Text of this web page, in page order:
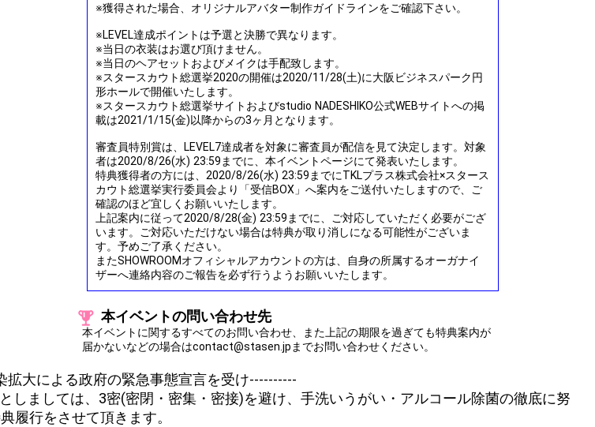
※獲得された場合、オリジナルアバター制作ガイドラインをご確認下さい。
※LEVEL達成ポイントは予選と決勝で異なります。
※当日の衣装はお選び頂けません。
※当日のヘアセットおよびメイクは手配致します。
※スタースカウト総選挙2020の開催は2020/11/28(土)に大阪ビジネスパーク円
形ホールで開催いたします。
※スタースカウト総選挙サイトおよびstudio NADESHIKO公式WEBサイトへの掲
載は2021/1/15(金)以降からの3ヶ月となります。
審査員特別賞は、LEVEL7達成者を対象に審査員が配信を見て決定します。対象
者は2020/8/26(水) 23:59までに、本イベントページにて発表いたします。
特典獲得者の方には、2020/8/26(水) 23:59までにTKLプラス株式会社×スタース
カウト総選挙実行委員会より「受信BOX」へ案内をご送付いたしますので、ご
確認のほど宜しくお願いいたします。
上記案内に従って2020/8/28(金) 23:59までに、ご対応していただく必要がござ
います。ご対応いただけない場合は特典が取り消しになる可能性がございま
す。予めご了承ください。
またSHOWROOMオフィシャルアカウントの方は、自身の所属するオーガナイ
ザーへ連絡内容のご報告を必ず行うようお願いいたします。
本イベントの問い合わせ先
本イベントに関するすべてのお問い合わせ、また上記の期限を過ぎても特典案内が
届かないなどの場合はcontact@stasen.jpまでお問い合わせください。
拡大による政府の緊急事態宣言を受け----------
ましては、3密(密閉・密集・密接)を避け、手洗いうがい・アルコール除菌の徹底に努
履行をさせて頂きます。